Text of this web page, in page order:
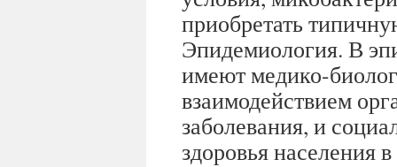
приобретать
Эпидемиология. В
имеют медико-
взаимодействием
заболевания, и
здоровья населения